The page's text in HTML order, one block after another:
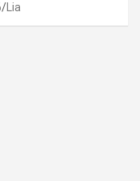
Lia